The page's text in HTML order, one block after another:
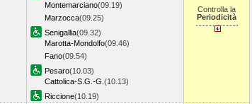
Montemarciano(09.19)
Marzocca(09.25)
Senigallia(09.32)
Marotta-Mondolfo(09.46)
Fano(09.54)
Pesaro(10.03)
Cattolica-S.G.-G. (10.13)
Riccione(10.19)
Controlla la
Periodicità